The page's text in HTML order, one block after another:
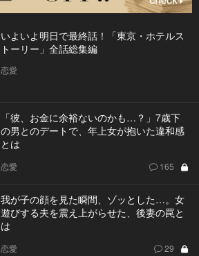
いよいよ明日で最終話！「東京・ホテルス
トーリー」全話総集編
恋愛
「彼、お金に余裕ないのかも…？」7歳下
の男とのデートで、年上女が抱いた違和感
とは
恋愛 165
我が子の顔を見た瞬間、ゾッとした…。女
遊びする夫を震え上がらせた、後妻の罠と
は
恋愛 29